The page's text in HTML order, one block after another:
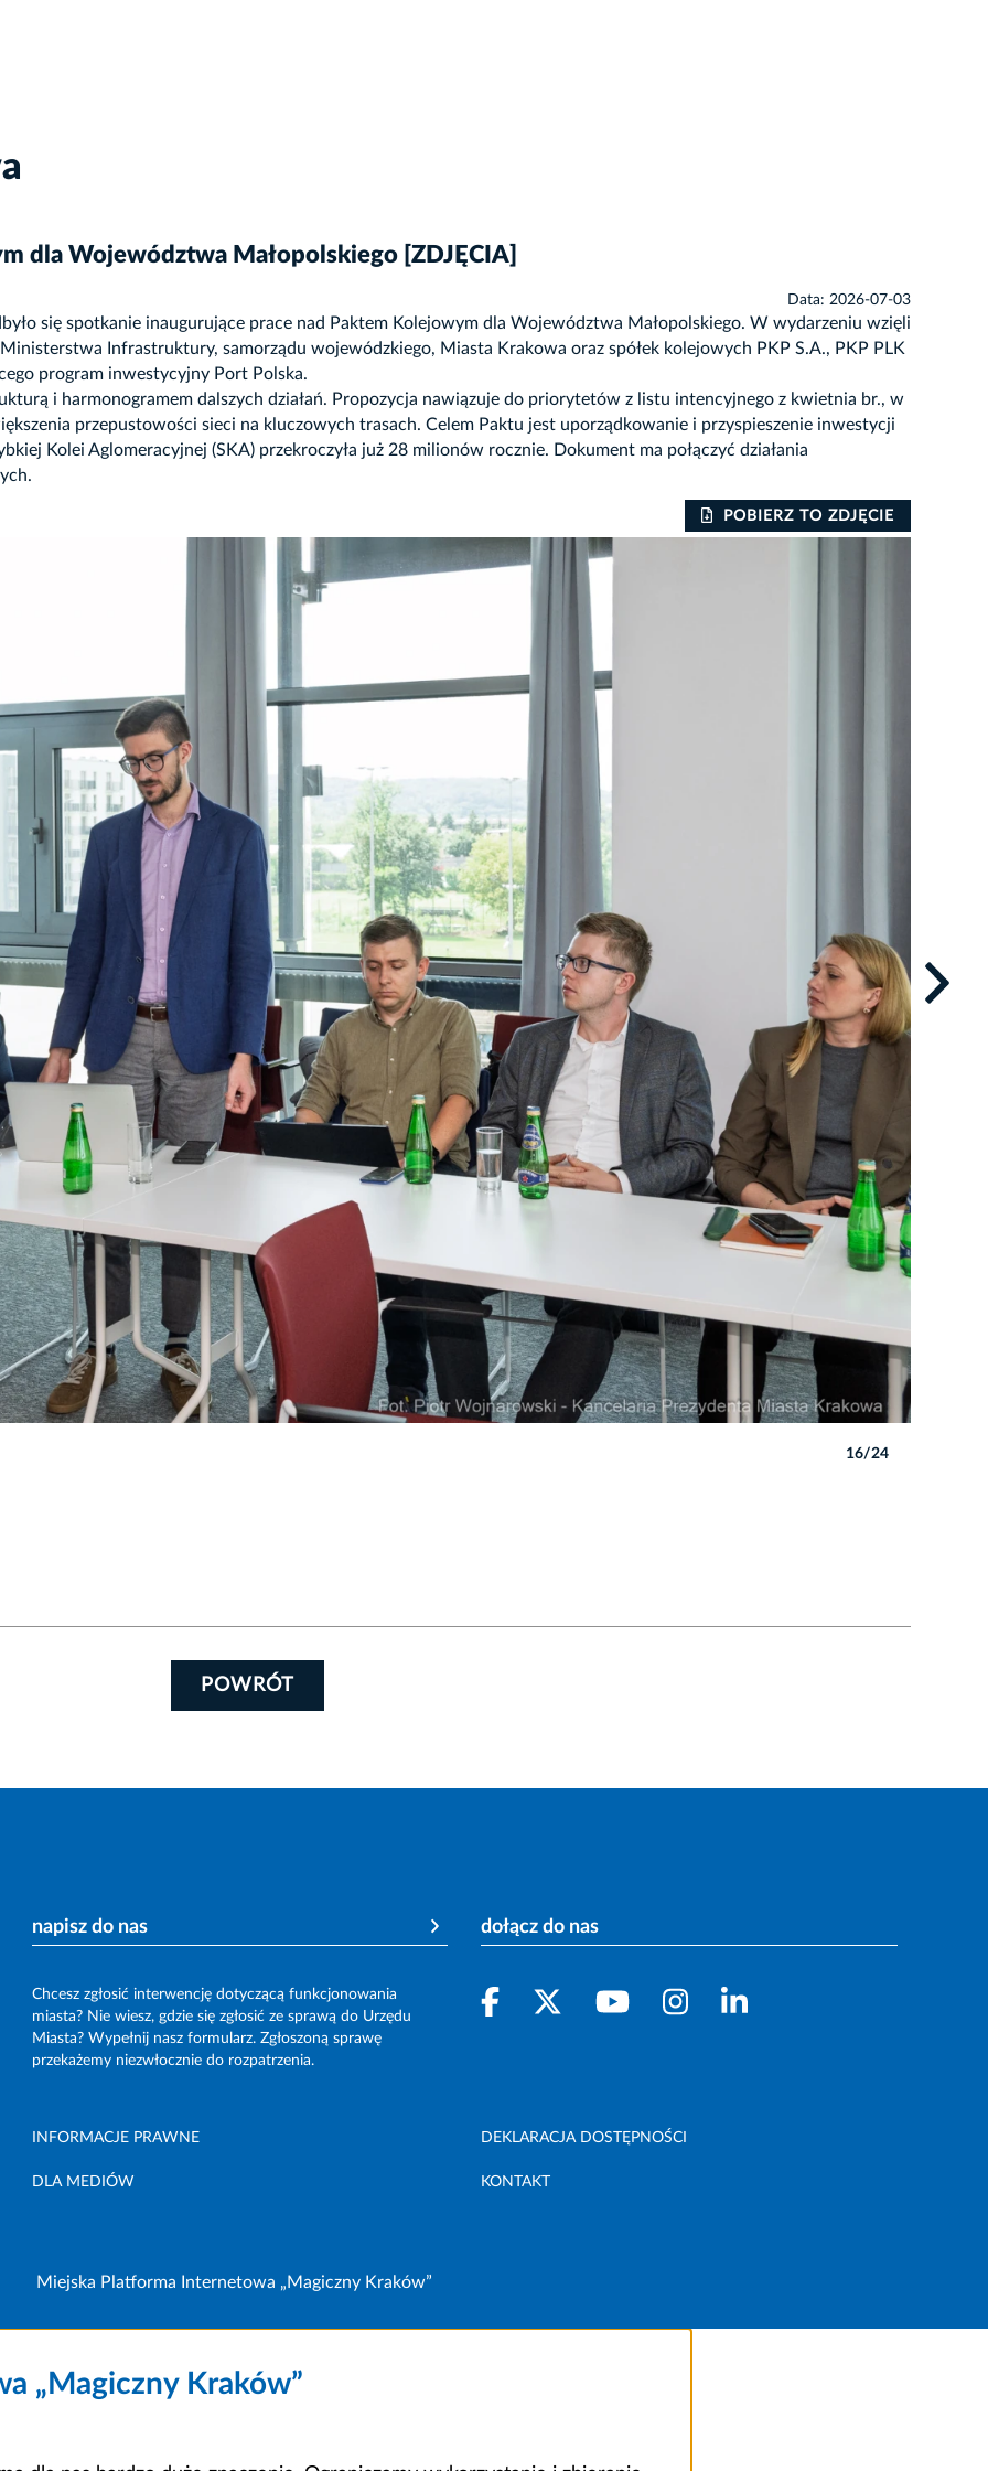
dla Województwa Małopolskiego [ZDJĘCIA]
Data: 2026-07-03
się spotkanie inaugurujące prace nad Paktem Kolejowym dla Województwa Małopolskiego. W wydarzeniu wzięli
Infrastruktury, samorządu wojewódzkiego, Miasta Krakowa oraz spółek kolejowych PKP S.A., PKP PLK
program inwestycyjny Port Polska.
i harmonogramem dalszych działań. Propozycja nawiązuje do priorytetów z listu intencyjnego z kwietnia br., w
przepustowości sieci na kluczowych trasach. Celem Paktu jest uporządkowanie i przyspieszenie inwestycji
Kolei Aglomeracyjnej (SKA) przekroczyła już 28 milionów rocznie. Dokument ma połączyć działania
POBIERZ TO ZDJĘCIE
16/24
POWRÓT
napisz do nas
Chcesz zgłosić interwencję dotyczącą funkcjonowania
miasta? Nie wiesz, gdzie się zgłosić ze sprawą do Urzędu
Miasta? Wypełnij nasz formularz. Zgłoszoną sprawę
przekażemy niezwłocznie do rozpatrzenia.
dołącz do nas
INFORMACJE PRAWNE DEKLARACJA DOSTĘPNOŚCI
DLA MEDIÓW KONTAKT
Miejska Platforma Internetowa „Magiczny Kraków”
„Magiczny Kraków”